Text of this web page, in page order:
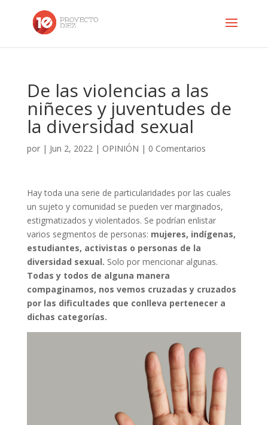
De las violencias a las
niñeces y juventudes de
la diversidad sexual
por | Jun 2, 2022| OPINIÓN | 0 Comentarios
Hay toda una serie de particularidades por las cuales
un sujeto y comunidad se pueden ver marginados,
estigmatizados y violentados. Se podrían enlistar
varios segmentos de personas: mujeres, indígenas,
estudiantes, activistas o personas de la
diversidad sexual. Solo por mencionar algunas.
Todas y todos de alguna manera
compaginamos, nos vemos cruzadas y cruzados
por las dificultades que conlleva pertenecer a
dichas categorías.